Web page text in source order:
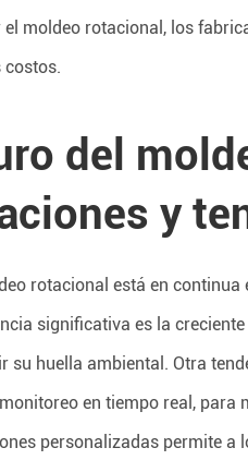
el moldeo rotacional, los
costos.
del
y
rotacional está en
significativa es la
su huella ambiental. Otra
en tiempo real, para
personalizadas permite